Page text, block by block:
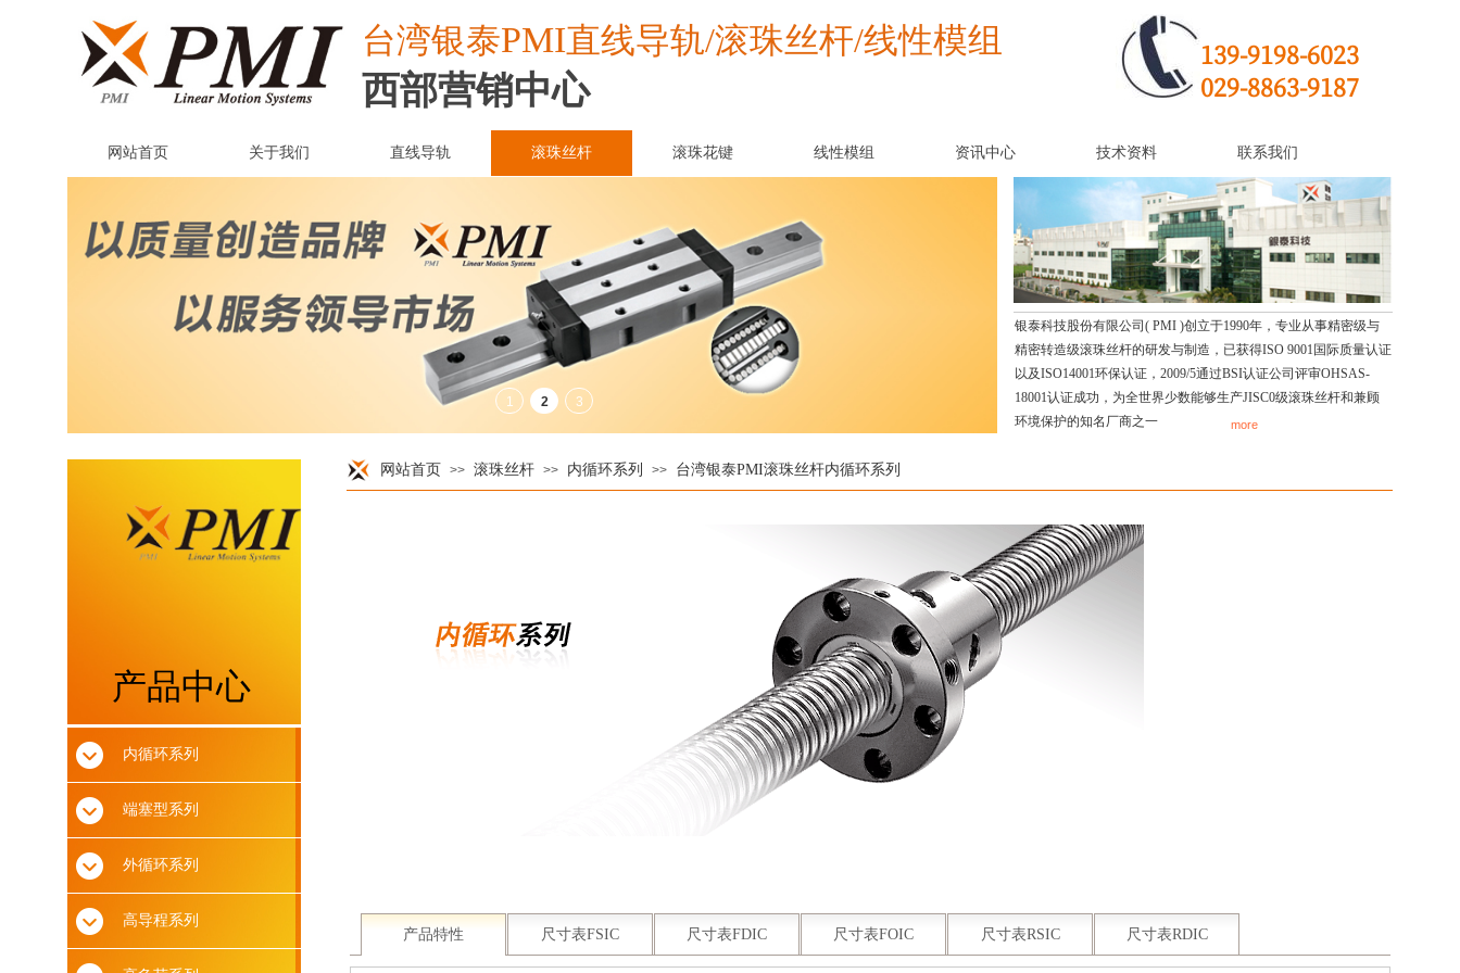
银泰科技股份有限公司( PMI )创立于1990年，专业从事精密级与
精密转造级滚珠丝杆的研发与制造，已获得ISO 9001国际质量认证
以及ISO14001环保认证，2009/5通过BSI认证公司评审OHSAS-
18001认证成功，为全世界少数能够生产JISC0级滚珠丝杆和兼顾
环境保护的知名厂商之一
more
网站首页 >> 滚珠丝杆 >> 内循环系列 >> 台湾银泰PMI滚珠丝杆内循环系列
产品特性 尺寸表FSIC 尺寸表FDIC 尺寸表FOIC 尺寸表RSIC 尺寸表RDIC
产品中心
内循环系列
端塞型系列
外循环系列
高导程系列
台湾银泰PMI直线导轨/滚珠丝杆/线性模组
西部营销中心
139-9198-6023
029-8863-9187
网站首页 关于我们 直线导轨 滚珠丝杆 滚珠花键 线性模组 资讯中心 技术资料 联系我们